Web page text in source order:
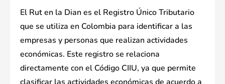
El Rut en la Dian es el Registro Único Tributario
que se utiliza en Colombia para identificar a las
empresas y personas que realizan actividades
económicas. Este registro se relaciona
directamente con el Código CIIU, ya que permite